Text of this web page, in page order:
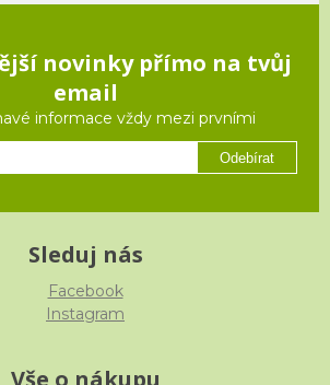
novinky přímo na tvůj
email
informace vždy mezi prvními
Odebírat
Sleduj nás
Facebook
Instagram
Vše o nákupu